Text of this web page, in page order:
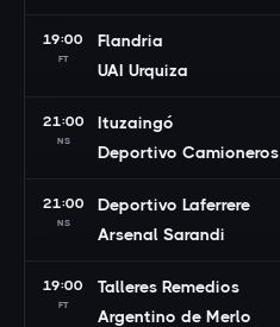
19:00
FT
Flandria
UAI Urquiza
21:00
NS
Ituzaingó
Deportivo Camioneros
21:00
NS
Deportivo Laferrere
Arsenal Sarandi
19:00
FT
Talleres Remedios
Argentino de Merlo